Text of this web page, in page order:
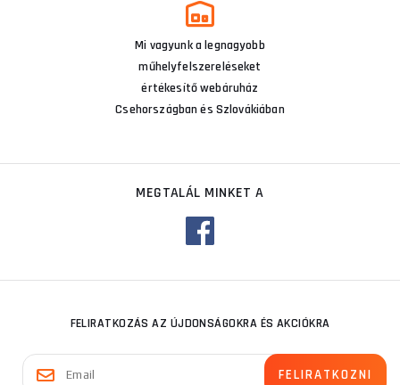
Mi vagyunk a legnagyobb
műhelyfelszereléseket
értékesítő webáruház
Csehországban és Szlovákiában
MEGTALÁL MINKET A
FELIRATKOZÁS AZ ÚJDONSÁGOKRA ÉS AKCIÓKRA